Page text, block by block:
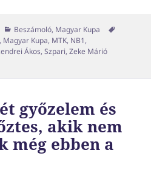
Kategória
Beszámoló, Magyar Kupa
, Magyar Kupa, MTK, NB1,
Ákos,Szpari,Zeke Márió
győzelem és
akik nem
még ebben a